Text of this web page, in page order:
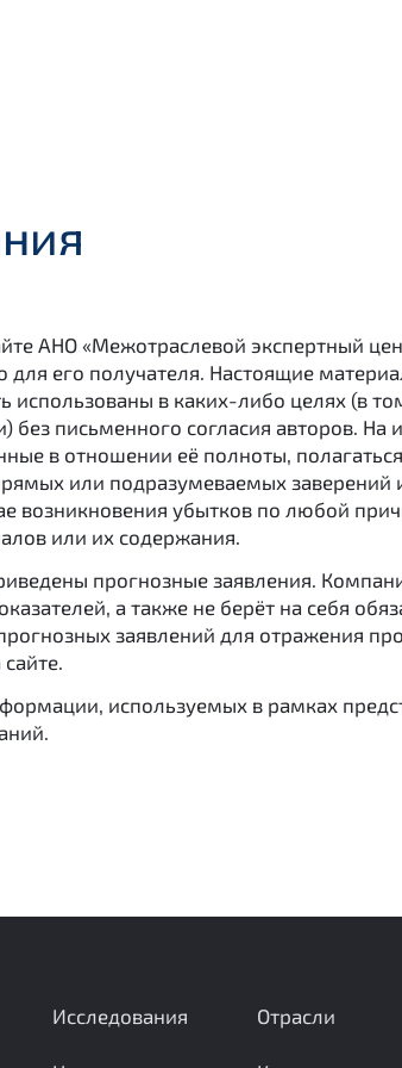
АНО «Межотраслевой экспертный
его получателя. Настоящие
использованы в каких-либо целях (в
без письменного согласия авторов.
в отношении её полноты,
или подразумеваемых
возникновения убытков по любой
или их содержания.
прогнозные заявления.
а также не берёт на себя
заявлений для отражения
используемых в рамках
Исследования Отрасли